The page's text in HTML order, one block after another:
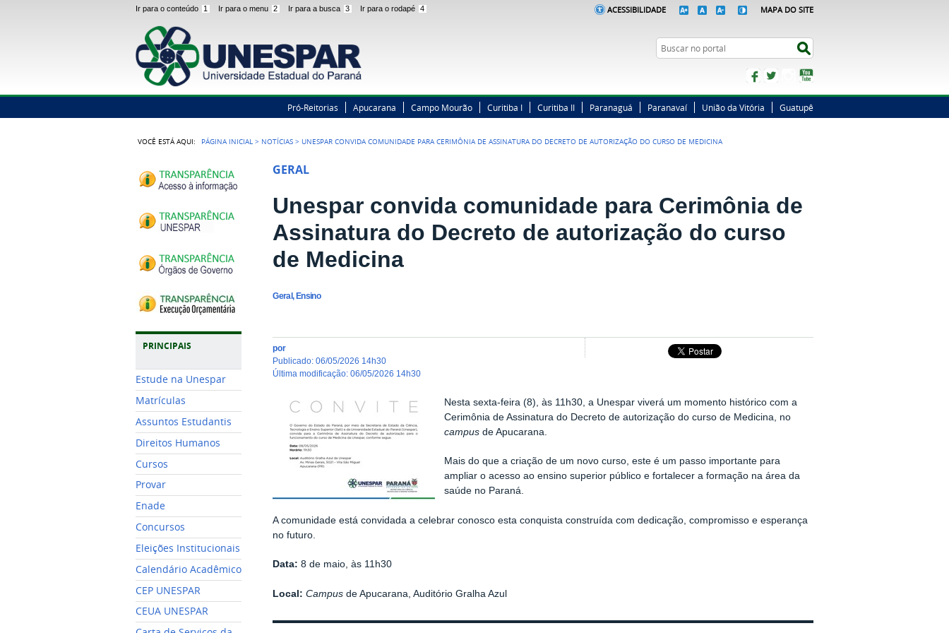
Ir para o conteúdo 1 Ir para o menu 2 Ir para a busca 3 Ir para o rodapé 4 ACESSIBILIDADE MAPA DO SITE
Busca
FacebookTwitterInstagram
Pró-Reitorias Apucarana Campo Mourão Curitiba I Curitiba II Paranaguá Paranavaí União da Vitória Guatupê
VOCÊ ESTÁ AQUI: PÁGINA INICIAL > NOTÍCIAS > UNESPAR CONVIDA COMUNIDADE PARA CERIMÔNIA DE ASSINATURA DO DECRETO DE AUTORIZAÇÃO DO CURSO DE MEDICINA
PRINCIPAIS
Estude na Unespar
Matrículas
Assuntos Estudantis
Direitos Humanos
Cursos
Provar
Enade
Concursos
Eleições Institucionais
Calendário Acadêmico
CEP UNESPAR
CEUA UNESPAR
GERAL
Unespar convida comunidade para Cerimônia de
Assinatura do Decreto de autorização do curso
de Medicina
Geral, Ensino
por
publicado:06/05/2026 14h30
última modificação:06/05/2026 14h30
Nesta sexta-feira (8), às 11h30, a Unespar viverá um momento histórico com a
Cerimônia de Assinatura do Decreto de autorização do curso de Medicina, no
campusde Apucarana.
Mais do que a criação de um novo curso, este é um passo importante para
ampliar o acesso ao ensino superior público e fortalecer a formação na área da
saúde no Paraná.
A comunidade está convidada a celebrar conosco esta conquista construída com dedicação, compromisso e esperança
no futuro.
Data: 8 de maio, às 11h30
Local: Campus de Apucarana, Auditório Gralha Azul